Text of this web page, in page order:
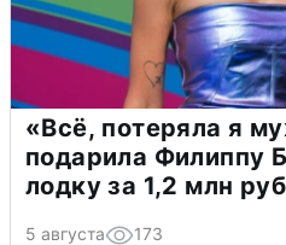
«Всё, потеряла я
подарила Филиппу
лодку за 1,2 млн
5 августа 173